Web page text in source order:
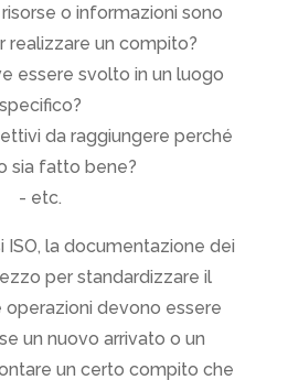
o informazioni sono
realizzare un compito?
essere svolto in un luogo
specifico?
da raggiungere perché
sia fatto bene?
- etc.
ISO, la documentazione dei
per standardizzare il
devono essere
un nuovo arrivato o un
un certo compito che